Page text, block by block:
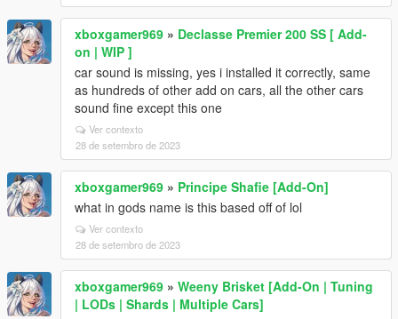
xboxgamer969 » Declasse Premier 200 SS [ Add-
on | WIP ]
car sound is missing, yes i installed it correctly, same
as hundreds of other add on cars, all the other cars
sound fine except this one
Ver contexto
28 de setembro de 2023
xboxgamer969 » Principe Shafie [Add-On]
what in gods name is this based off of lol
Ver contexto
28 de setembro de 2023
xboxgamer969 » Weeny Brisket [Add-On | Tuning
| LODs | Shards | Multiple Cars]